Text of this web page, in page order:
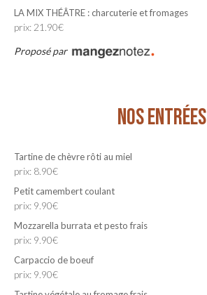
LA MIX THÉÂTRE : charcuterie et fromages
prix: 21.90€
Proposé par
NOS ENTRÉES
Tartine de chèvre rôti au miel
prix: 8.90€
Petit camembert coulant
prix: 9.90€
Mozzarella burrata et pesto frais
prix: 9.90€
Carpaccio de boeuf
prix: 9.90€